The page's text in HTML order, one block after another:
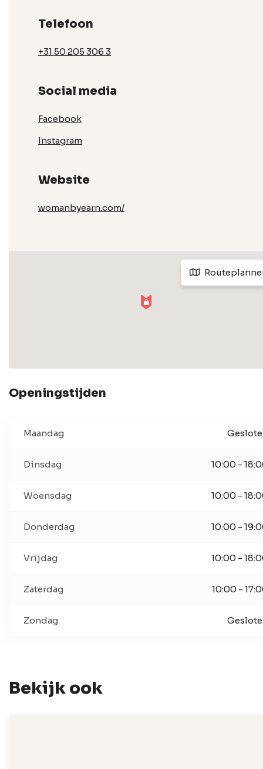
Telefoon
+31 50 205 306 3
Social media
Facebook
Instagram
Website
womanbyearn.com/
Openingstijden
Maandag
Dinsdag 10:00 -
Woensdag 10:00 -
Donderdag 10:00 -
Vrijdag 10:00 -
Zaterdag 10:00 -
Zondag
Bekijk ook